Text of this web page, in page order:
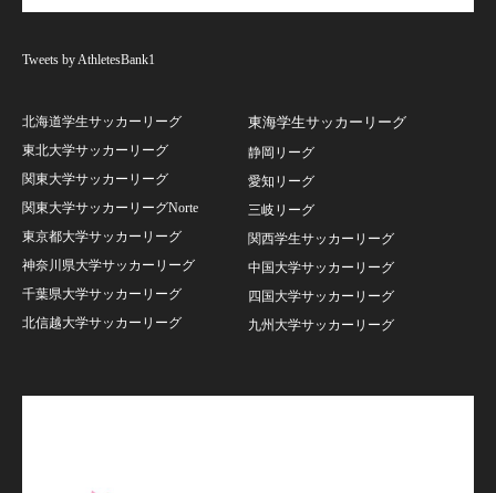
Tweets by AthletesBank1
北海道学生サッカーリーグ
東北大学サッカーリーグ
関東大学サッカーリーグ
関東大学サッカーリーグNorte
東京都大学サッカーリーグ
神奈川県大学サッカーリーグ
千葉県大学サッカーリーグ
北信越大学サッカーリーグ
東海学生サッカーリーグ
静岡リーグ
愛知リーグ
三岐リーグ
関西学生サッカーリーグ
中国大学サッカーリーグ
四国大学サッカーリーグ
九州大学サッカーリーグ